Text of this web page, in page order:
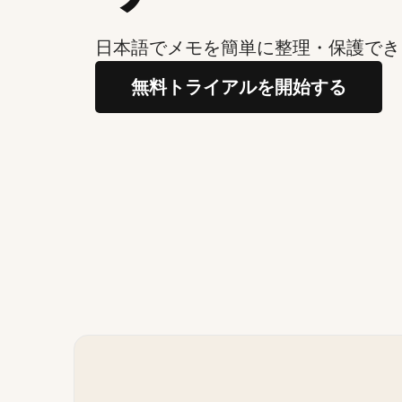
日本語でメモを簡単に整理・保護で
無料トライアルを開始する